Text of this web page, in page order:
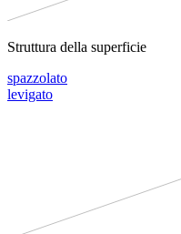
Struttura della superficie
spazzolato
levigato